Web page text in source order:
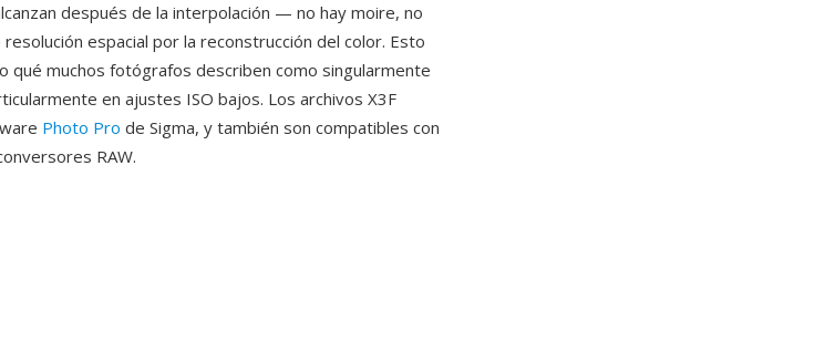
después de la interpolación — no hay moire, no
espacial por la reconstrucción del color. Esto
qué muchos fotógrafos describen como singularmente
en ajustes ISO bajos. Los archivos X3F
Photo Pro de Sigma, y también son compatibles con
RAW.